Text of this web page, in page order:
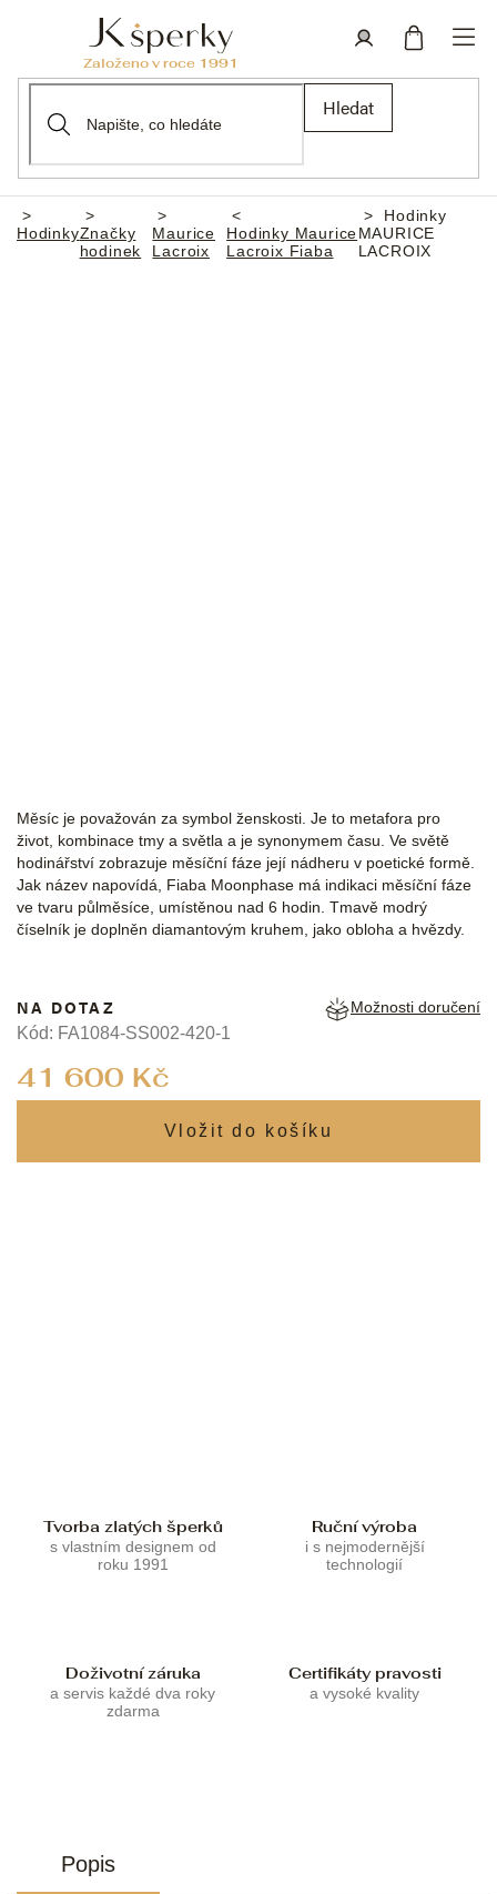
Hledat
Domů
HodinkyZnačky
hodinek
Maurice
Lacroix
Hodinky Maurice
Lacroix Fiaba
Hodinky
MAURICE
LACROIX
Měsíc je považován za symbol ženskosti. Je to metafora pro
život, kombinace tmy a světla a je synonymem času. Ve světě
hodinářství zobrazuje měsíční fáze její nádheru v poetické formě.
Jak název napovídá, Fiaba Moonphase má indikaci měsíční fáze
ve tvaru půlměsíce, umístěnou nad 6 hodin. Tmavě modrý
číselník je doplněn diamantovým kruhem, jako obloha a hvězdy.
41 600 Kč
NA DOTAZ Možnosti doručení
Kód: FA1084-SS002-420-1
Tvorba zlatých šperků
s vlastním designem od
roku 1991
Ruční výroba
i s nejmodernější
technologií
Doživotní záruka
a servis každé dva roky
zdarma
Certifikáty pravosti
a vysoké kvality
Popis